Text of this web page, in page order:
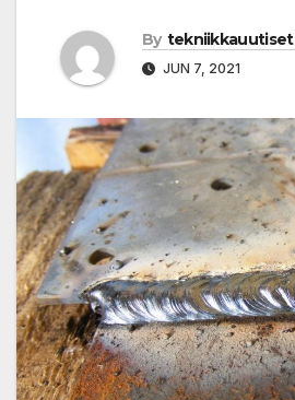
By tekniikkauutiset
JUN 7, 2021